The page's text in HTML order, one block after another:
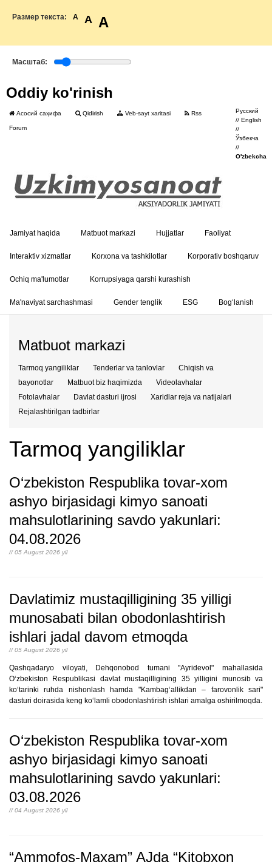
Размер текста: A A A
Масштаб:
Oddiy ko'rinish
Асосий саҳифа Qidirish Veb-sayt xaritasi Rss
Forum
Русский
//English
//
Ўзбекча
//
O'zbekcha
Jamiyat haqida Matbuot markazi Hujjatlar Faoliyat
Interaktiv xizmatlar Korxona va tashkilotlar Korporativ boshqaruv
Ochiq ma'lumotlar Korrupsiyaga qarshi kurashish
Ma'naviyat sarchashmasi Gender tenglik ESG Bog‘lanish
Matbuot markazi
Tarmoq yangiliklar Tenderlar va tanlovlar
Chiqish va
bayonotlar
Matbuot biz haqimizda
Videolavhalar
Fotolavhalar
Davlat dasturi ijrosi
Xaridlar reja va natijalari
Rejalashtirilgan tadbirlar
Tarmoq yangiliklar
O‘zbekiston Respublika tovar-xom
ashyo birjasidagi kimyo sanoati
mahsulotlarining savdo yakunlari:
04.08.2026
// 05 August 2026 yil
Davlatimiz mustaqilligining 35 yilligi
munosabati bilan obodonlashtirish
ishlari jadal davom etmoqda
// 05 August 2026 yil
Qashqadaryo viloyati, Dehqonobod tumani "Ayridevol" mahallasida
O‘zbekiston Respublikasi davlat mustaqilligining 35 yilligini munosib va
ko‘tarinki ruhda nishonlash hamda "Kambag‘allikdan – farovonlik sari"
dasturi doirasida keng ko‘lamli obodonlashtirish ishlari amalga oshirilmoqda.
O‘zbekiston Respublika tovar-xom
ashyo birjasidagi kimyo sanoati
mahsulotlarining savdo yakunlari:
03.08.2026
// 04 August 2026 yil
“Ammofos-Maxam” AJda “Kitobxon